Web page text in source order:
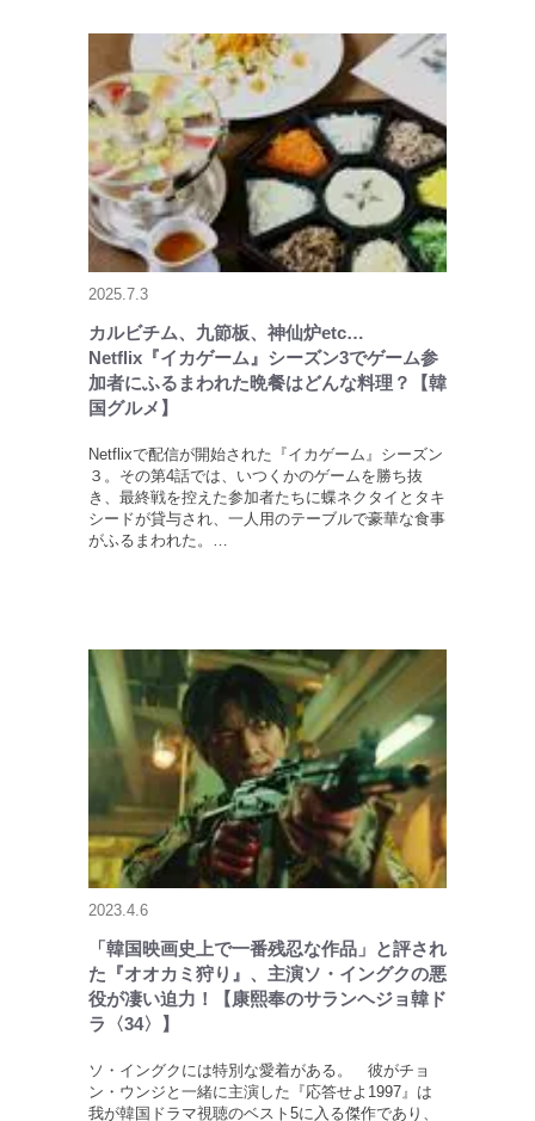
2025.7.3
カルビチム、九節板、神仙炉etc…
Netflix『イカゲーム』シーズン3でゲーム参
加者にふるまわれた晩餐はどんな料理？【韓
国グルメ】
Netflixで配信が開始された『イカゲーム』シーズン
３。その第4話では、いつくかのゲームを勝ち抜
き、最終戦を控えた参加者たちに蝶ネクタイとタキ
シードが貸与され、一人用のテーブルで豪華な食事
がふるまわれた。…
2023.4.6
「韓国映画史上で一番残忍な作品」と評され
た『オオカミ狩り』、主演ソ・イングクの悪
役が凄い迫力！【康熙奉のサランヘジョ韓ド
ラ〈34〉】
ソ・イングクには特別な愛着がある。 彼がチョ
ン・ウンジと一緒に主演した『応答せよ1997』は
我が韓国ドラマ視聴のベスト5に入る傑作であり、